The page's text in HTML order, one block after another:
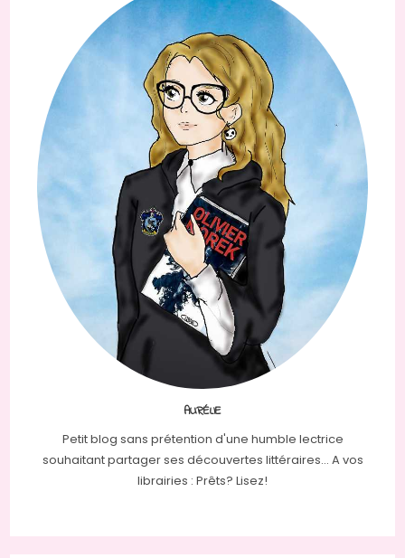
AURÉLIE
Petit blog sans prétention d'une humble lectrice
souhaitant partager ses découvertes littéraires... A vos
librairies : Prêts? Lisez!